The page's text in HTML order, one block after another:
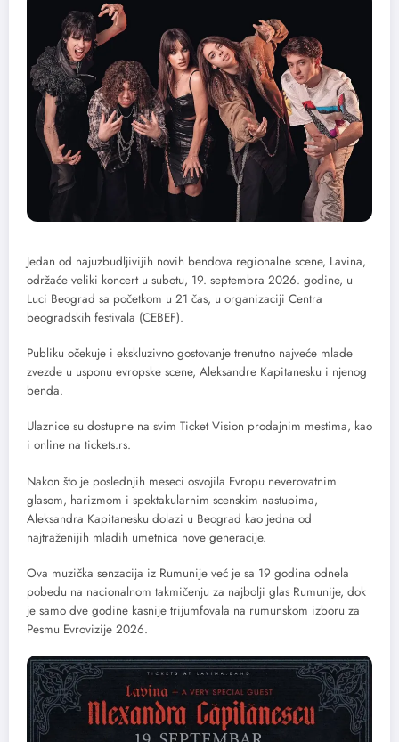
Jedan od najuzbudljivijih novih bendova regionalne scene, Lavina,
održaće veliki koncert u subotu, 19. septembra 2026. godine, u
Luci Beograd sa početkom u 21 čas, u organizaciji Centra
beogradskih festivala (CEBEF).
Publiku očekuje i ekskluzivno gostovanje trenutno najveće mlade
zvezde u usponu evropske scene, Aleksandre Kapitanesku i njenog
benda.
Ulaznice su dostupne na svim Ticket Vision prodajnim mestima, kao
i online na tickets.rs.
Nakon što je poslednjih meseci osvojila Evropu neverovatnim
glasom, harizmom i spektakularnim scenskim nastupima,
Aleksandra Kapitanesku dolazi u Beograd kao jedna od
najtraženijih mladih umetnica nove generacije.
Ova muzička senzacija iz Rumunije već je sa 19 godina odnela
pobedu na nacionalnom takmičenju za najbolji glas Rumunije, dok
je samo dve godine kasnije trijumfovala na rumunskom izboru za
Pesmu Evrovizije 2026.